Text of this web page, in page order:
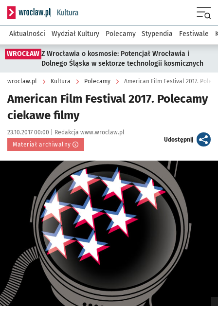
Serwis informacyjny wroclaw.pl podserwis: Kultura
Aktualności Wydział Kultury Polecamy Stypendia Festiwale
WROCŁAW Z Wrocławia o kosmosie: Potencjał Wrocławia i
Dolnego Śląska w sektorze technologii kosmicznych
wroclaw.pl Kultura Polecamy American Film Festival 2017.
American Film Festival 2017. Polecamy
ciekawe filmy
Data publikacji:
23.10.2017 00:00 | Autor:
Redakcja www.wroclaw.pl
Materiał archiwalny
Udostępnijartykuł
Kliknij, aby powiększyć